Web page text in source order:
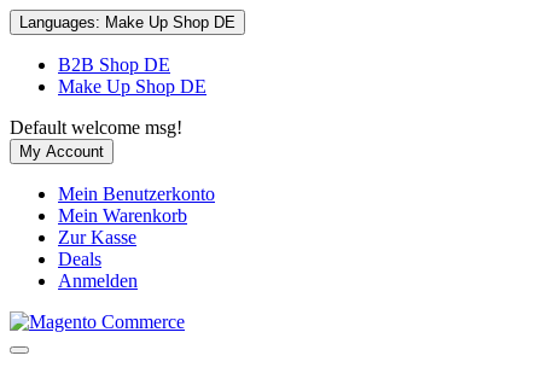
Languages: Make Up Shop DE
B2B Shop DE
Make Up Shop DE
Default welcome msg!
My Account
Mein Benutzerkonto
Mein Warenkorb
Zur Kasse
Deals
Anmelden